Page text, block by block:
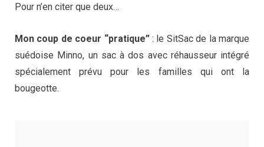
Pour n’en citer que deux…
Mon coup de coeur “pratique”: le SitSac de la marque
suédoise Minno, un sac à dos avec réhausseur intégré
spécialement prévu pour les familles qui ont la
bougeotte.